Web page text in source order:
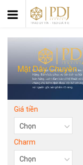
Mặt Dây Chuyền
Giá tiền
Charm